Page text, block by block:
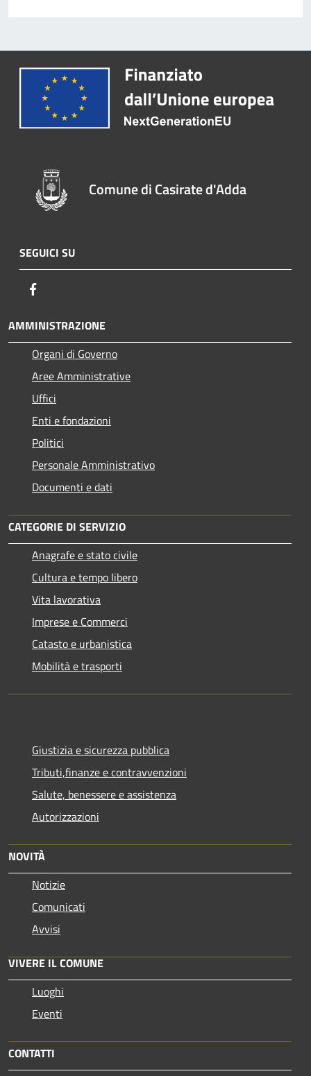
Comune di Casirate d'Adda
SEGUICI SU
AMMINISTRAZIONE
Organi di Governo
Aree Amministrative
Uffici
Enti e fondazioni
Politici
Personale Amministrativo
Documenti e dati
CATEGORIE DI SERVIZIO
Anagrafe e stato civile
Cultura e tempo libero
Vita lavorativa
Imprese e Commerci
Catasto e urbanistica
Mobilità e trasporti
Giustizia e sicurezza pubblica
Tributi,finanze e contravvenzioni
Salute, benessere e assistenza
Autorizzazioni
NOVITÀ
Notizie
Comunicati
Avvisi
VIVERE IL COMUNE
Luoghi
Eventi
CONTATTI